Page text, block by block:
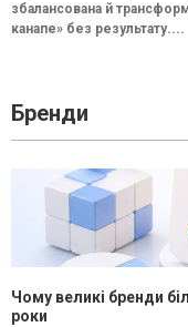
збалансована й
канапе» без результату....
Бренди
Чому великі бренди
роки